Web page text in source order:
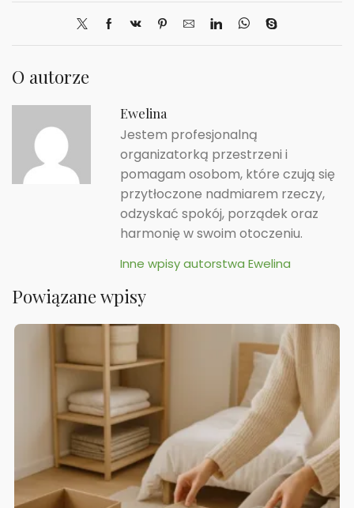
O autorze
Ewelina
Jestem profesjonalną
organizatorką przestrzeni i
pomagam osobom, które czują się
przytłoczone nadmiarem rzeczy,
odzyskać spokój, porządek oraz
harmonię w swoim otoczeniu.
Inne wpisy autorstwa Ewelina
Powiązane wpisy